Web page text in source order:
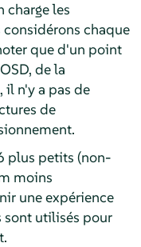
charge les
chaque
que d'un point
de la
il n'y a pas de
de
plus petits (non-
moins
une expérience
utilisés pour